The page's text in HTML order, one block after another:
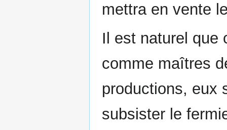
mettra en vente
Il est naturel que
comme maîtres
productions, eux
subsister le